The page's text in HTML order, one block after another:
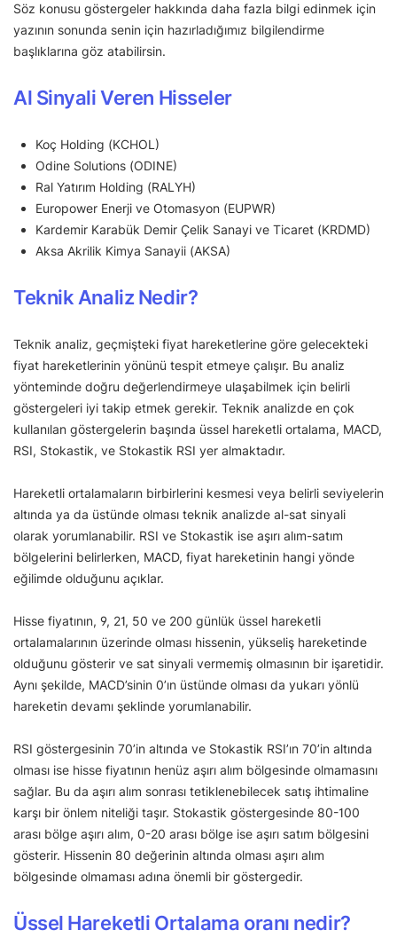
Söz konusu göstergeler hakkında daha fazla bilgi edinmek için
yazının sonunda senin için hazırladığımız bilgilendirme
başlıklarına göz atabilirsin.
Al Sinyali Veren Hisseler
Koç Holding (KCHOL)
Odine Solutions (ODINE)
Ral Yatırım Holding (RALYH)
Europower Enerji ve Otomasyon (EUPWR)
Kardemir Karabük Demir Çelik Sanayi ve Ticaret (KRDMD)
Aksa Akrilik Kimya Sanayii (AKSA)
Teknik Analiz Nedir?
Teknik analiz, geçmişteki fiyat hareketlerine göre gelecekteki
fiyat hareketlerinin yönünü tespit etmeye çalışır. Bu analiz
yönteminde doğru değerlendirmeye ulaşabilmek için belirli
göstergeleri iyi takip etmek gerekir. Teknik analizde en çok
kullanılan göstergelerin başında üssel hareketli ortalama, MACD,
RSI, Stokastik, ve Stokastik RSI yer almaktadır.
Hareketli ortalamaların birbirlerini kesmesi veya belirli seviyelerin
altında ya da üstünde olması teknik analizde al-sat sinyali
olarak yorumlanabilir. RSI ve Stokastik ise aşırı alım-satım
bölgelerini belirlerken, MACD, fiyat hareketinin hangi yönde
eğilimde olduğunu açıklar.
Hisse fiyatının, 9, 21, 50 ve 200 günlük üssel hareketli
ortalamalarının üzerinde olması hissenin, yükseliş hareketinde
olduğunu gösterir ve sat sinyali vermemiş olmasının bir işaretidir.
Aynı şekilde, MACD’sinin 0’ın üstünde olması da yukarı yönlü
hareketin devamı şeklinde yorumlanabilir.
RSI göstergesinin 70’in altında ve Stokastik RSI’ın 70’in altında
olması ise hisse fiyatının henüz aşırı alım bölgesinde olmamasını
sağlar. Bu da aşırı alım sonrası tetiklenebilecek satış ihtimaline
karşı bir önlem niteliği taşır. Stokastik göstergesinde 80-100
arası bölge aşırı alım, 0-20 arası bölge ise aşırı satım bölgesini
gösterir. Hissenin 80 değerinin altında olması aşırı alım
bölgesinde olmaması adına önemli bir göstergedir.
Üssel Hareketli Ortalama oranı nedir?